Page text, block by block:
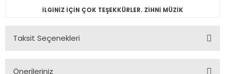
İLGİNİZ İÇİN ÇOK TEŞEKKÜRLER. ZİHNİ MÜZİK
Taksit Seçenekleri
Önerileriniz